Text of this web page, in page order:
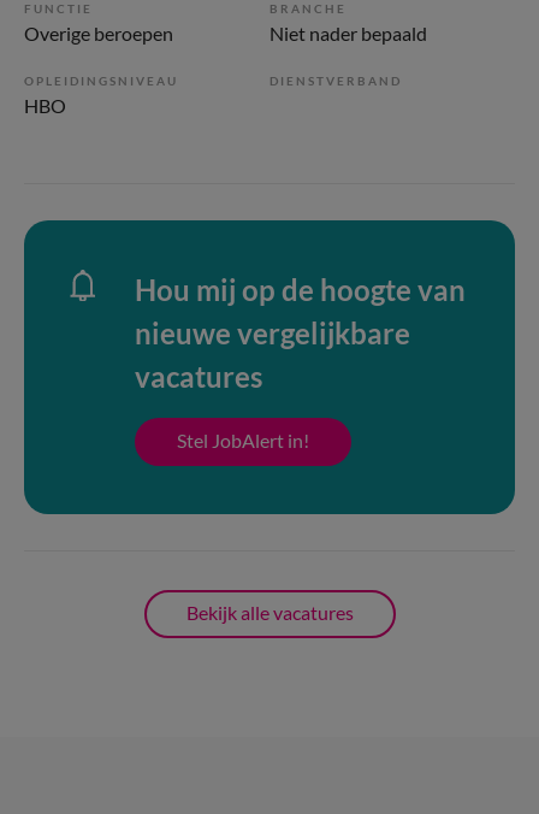
FUNCTIE
Overige beroepen
BRANCHE
Niet nader bepaald
OPLEIDINGSNIVEAU
HBO
DIENSTVERBAND
Hou mij op de hoogte van
nieuwe vergelijkbare
vacatures
Stel JobAlert in!
Bekijk alle vacatures